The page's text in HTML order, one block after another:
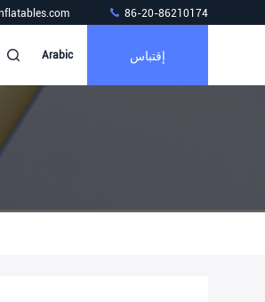
86-20-86210174
Arabic إقتباس